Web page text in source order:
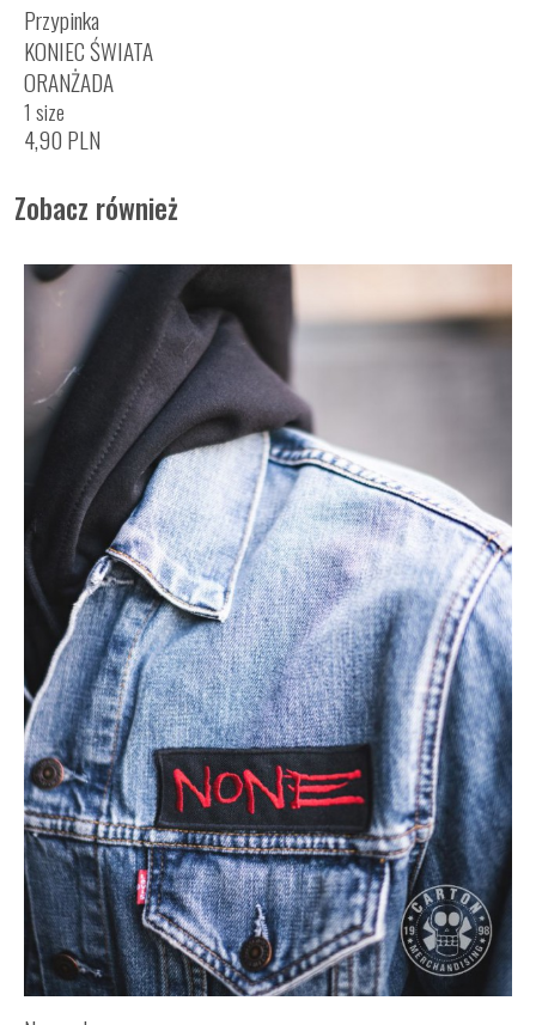
Przypinka
KONIEC ŚWIATA
ORANŻADA
1 size
4,90 PLN
Zobacz również